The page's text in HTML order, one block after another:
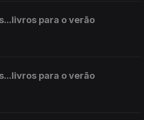
para o verão
para o verão